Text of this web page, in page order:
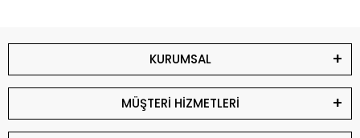
KURUMSAL
MÜŞTERİ HİZMETLERİ